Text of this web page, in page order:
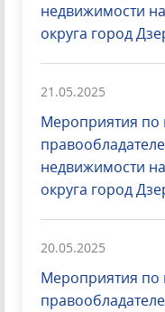
недвижимости
округа город
21.05.2025
Мероприятия
недвижимости
округа город
20.05.2025
Мероприятия